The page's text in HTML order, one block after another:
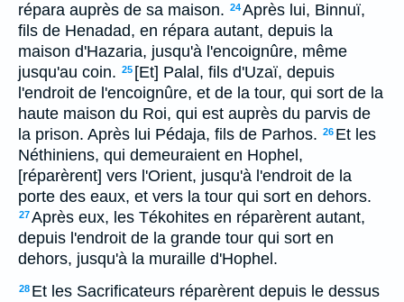
répara auprès de sa maison. 24Après lui, Binnuï,
fils de Henadad, en répara autant, depuis la
maison d'Hazaria, jusqu'à l'encoignûre, même
jusqu'au coin. 25 [Et] Palal, fils d'Uzaï, depuis
l'endroit de l'encoignûre, et de la tour, qui sort de la
haute maison du Roi, qui est auprès du parvis de
la prison. Après lui Pédaja, fils de Parhos. 26 Et les
Néthiniens, qui demeuraient en Hophel,
[réparèrent] vers l'Orient, jusqu'à l'endroit de la
porte des eaux, et vers la tour qui sort en dehors.
27Après eux, les Tékohites en réparèrent autant,
depuis l'endroit de la grande tour qui sort en
dehors, jusqu'à la muraille d'Hophel.
28 Et les Sacrificateurs réparèrent depuis le dessus